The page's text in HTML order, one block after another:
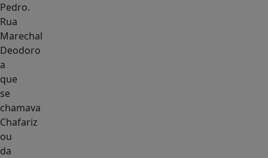
Pedro.
Rua
Marechal
Deodoro
a
que
se
chamava
Chafariz
ou
da